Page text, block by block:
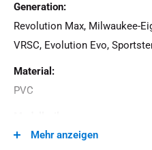
Generation:
Revolution Max, Milwaukee-
VRSC, Evolution Evo,
Material:
PVC
Universal Modellreihe
Mehr anzeigen